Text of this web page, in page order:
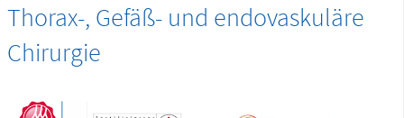
Psychiatrische Notfallaufnahme
Thorax-, Gefäß- und endovaskuläre
Chirurgie